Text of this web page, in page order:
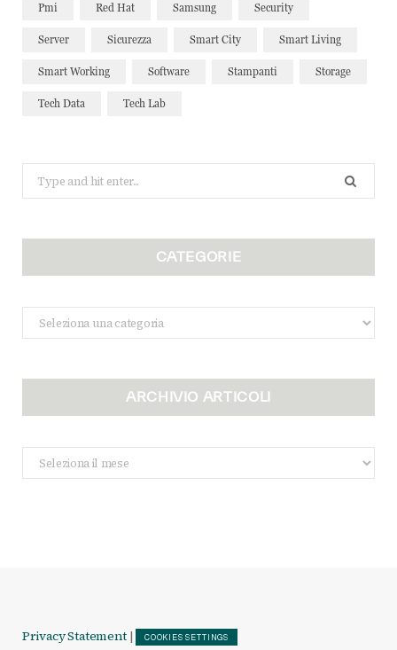
Pmi Red Hat Samsung Security
Server Sicurezza Smart City Smart Living
Smart Working Software Stampanti Storage
Tech Data Tech Lab
for:
CATEGORIE
Categorie
ARCHIVIO ARTICOLI
Archivio
Articoli
Privacy Statement | COOKIES SETTINGS